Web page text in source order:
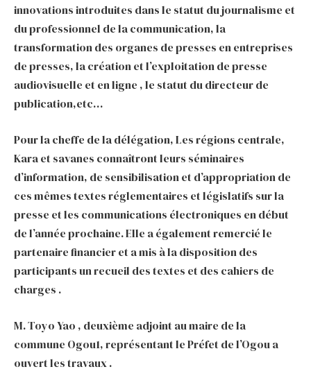
innovations introduites dans le statut du journalisme et
du professionnel de la communication, la
transformation des organes de presses en entreprises
de presses, la création et l’exploitation de presse
audiovisuelle et en ligne , le statut du directeur de
publication,etc…
Pour la cheffe de la délégation, Les régions centrale,
Kara et savanes connaîtront leurs séminaires
d’information, de sensibilisation et d’appropriation de
ces mêmes textes réglementaires et législatifs sur la
presse et les communications électroniques en début
de l’année prochaine. Elle a également remercié le
partenaire financier et a mis à la disposition des
participants un recueil des textes et des cahiers de
charges .
M. Toyo Yao , deuxième adjoint au maire de la
commune Ogou1, représentant le Préfet de l’Ogou a
ouvert les travaux .